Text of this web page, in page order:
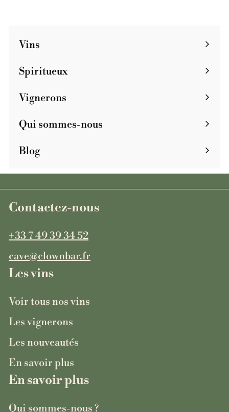
Vins
Spiritueux
Vignerons
Qui sommes-nous
Blog
Contactez-nous
+33 7 49 39 34 52
cave@clownbar.fr
Les vins
Voir tous nos vins
Les vignerons
Les nouveautés
En savoir plus
En savoir plus
Qui sommes-nous ?